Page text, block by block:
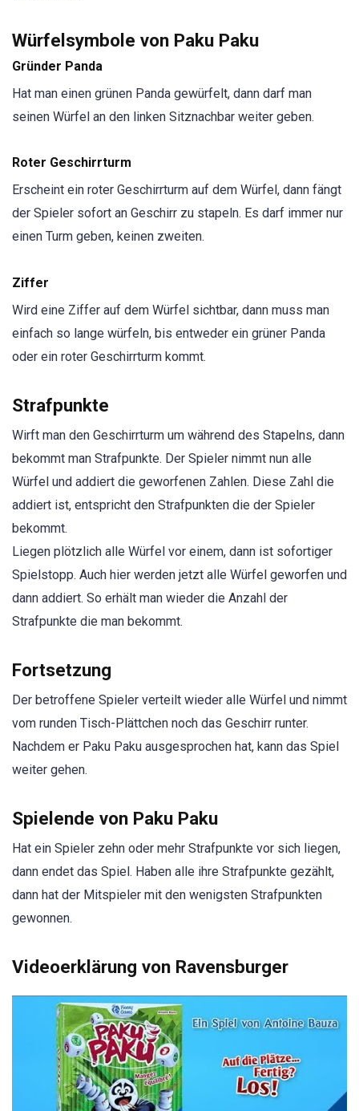
Würfelsymbole von Paku Paku
Gründer Panda
Hat man einen grünen Panda gewürfelt, dann darf man
seinen Würfel an den linken Sitznachbar weiter geben.
Roter Geschirrturm
Erscheint ein roter Geschirrturm auf dem Würfel, dann fängt
der Spieler sofort an Geschirr zu stapeln. Es darf immer nur
einen Turm geben, keinen zweiten.
Ziffer
Wird eine Ziffer auf dem Würfel sichtbar, dann muss man
einfach so lange würfeln, bis entweder ein grüner Panda
oder ein roter Geschirrturm kommt.
Strafpunkte
Wirft man den Geschirrturm um während des Stapelns, dann
bekommt man Strafpunkte. Der Spieler nimmt nun alle
Würfel und addiert die geworfenen Zahlen. Diese Zahl die
addiert ist, entspricht den Strafpunkten die der Spieler
bekommt.
Liegen plötzlich alle Würfel vor einem, dann ist sofortiger
Spielstopp. Auch hier werden jetzt alle Würfel geworfen und
dann addiert. So erhält man wieder die Anzahl der
Strafpunkte die man bekommt.
Fortsetzung
Der betroffene Spieler verteilt wieder alle Würfel und nimmt
vom runden Tisch-Plättchen noch das Geschirr runter.
Nachdem er Paku Paku ausgesprochen hat, kann das Spiel
weiter gehen.
Spielende von Paku Paku
Hat ein Spieler zehn oder mehr Strafpunkte vor sich liegen,
dann endet das Spiel. Haben alle ihre Strafpunkte gezählt,
dann hat der Mitspieler mit den wenigsten Strafpunkten
gewonnen.
Videoerklärung von Ravensburger